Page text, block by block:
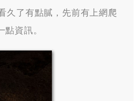
久了有點膩，先前有上網爬
資訊。